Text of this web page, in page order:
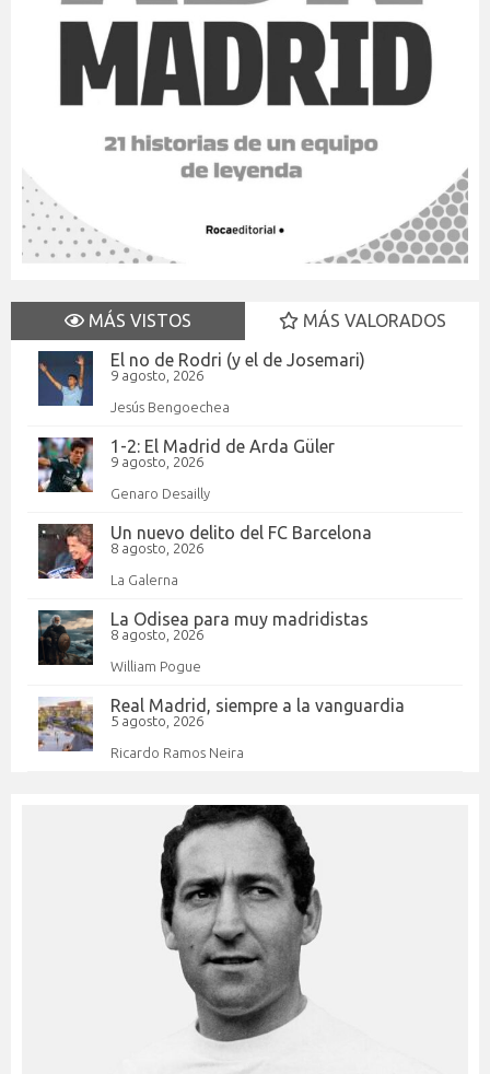
MÁS VISTOS
MÁS VALORADOS
El no de Rodri (y el de Josemari)
9 agosto, 2026
Jesús Bengoechea
1-2: El Madrid de Arda Güler
9 agosto, 2026
Genaro Desailly
Un nuevo delito del FC Barcelona
8 agosto, 2026
La Galerna
La Odisea para muy madridistas
8 agosto, 2026
William Pogue
Real Madrid, siempre a la vanguardia
5 agosto, 2026
Ricardo Ramos Neira